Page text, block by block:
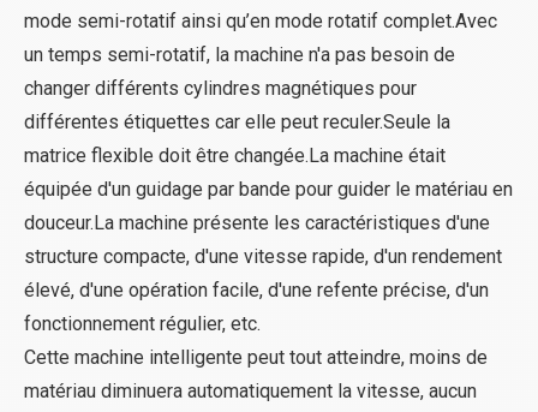
mode semi-rotatif ainsi qu’en mode rotatif complet.Avec
un temps semi-rotatif, la machine n'a pas besoin de
changer différents cylindres magnétiques pour
différentes étiquettes car elle peut reculer.Seule la
matrice flexible doit être changée.La machine était
équipée d'un guidage par bande pour guider le matériau en
douceur.La machine présente les caractéristiques d'une
structure compacte, d'une vitesse rapide, d'un rendement
élevé, d'une opération facile, d'une refente précise, d'un
fonctionnement régulier, etc.
Cette machine intelligente peut tout atteindre, moins de
matériau diminuera automatiquement la vitesse, aucun